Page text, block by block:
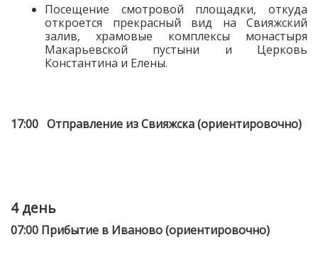
Посещение смотровой площадки, откуда
откроется прекрасный вид на Свияжский
залив, храмовые комплексы монастыря
Макарьевской пустыни и Церковь
Константина и Елены.
17:00 Отправление из Свияжска (ориентировочно)
4 день
07:00 Прибытие в Иваново (ориентировочно)